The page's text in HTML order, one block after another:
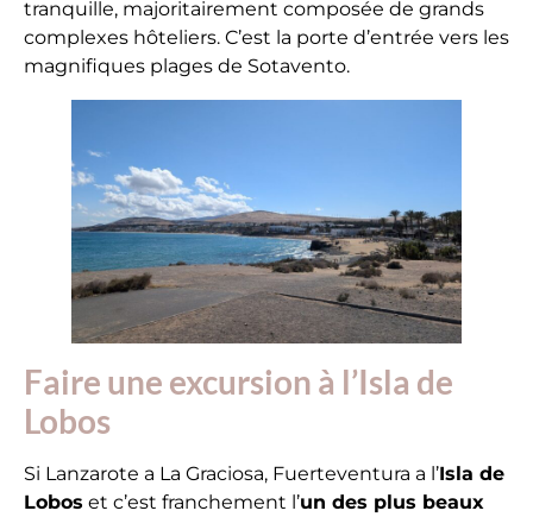
tranquille, majoritairement composée de grands
complexes hôteliers. C’est la porte d’entrée vers les
magnifiques plages de Sotavento.
Faire une excursion à l’Isla de
Lobos
Si Lanzarote a La Graciosa, Fuerteventura a l’Isla de
Lobos et c’est franchement l’un des plus beaux